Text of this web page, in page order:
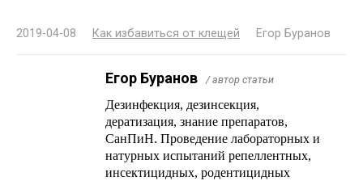
2019-04-08 Как избавиться от клещей Егор Буранов
Егор Буранов / автор статьи
Дезинфекция, дезинсекция,
дератизация, знание препаратов,
СанПиН. Проведение лабораторных и
натурных испытаний репеллентных,
инсектицидных, родентицидных